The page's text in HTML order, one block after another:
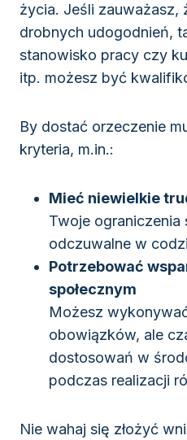
życia. Jeśli zauważasz,
drobnych udogodnień,
stanowisko pracy czy
itp. możesz być
By dostać orzeczenie
kryteria, m.in.:
Mieć niewielkie
Twoje ograniczenia
odczuwalne w
Potrzebować
społecznym
Możesz
obowiązków, ale
dostosowań w
podczas realizacji
Nie wahaj się złożyć